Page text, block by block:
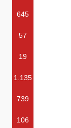
645
57
19
1.135
739
106